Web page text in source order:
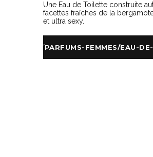
Une Eau de Toilette construite
facettes fraîches de la
et ultra sexy.
PARFUMS-FEMMES/EAU-